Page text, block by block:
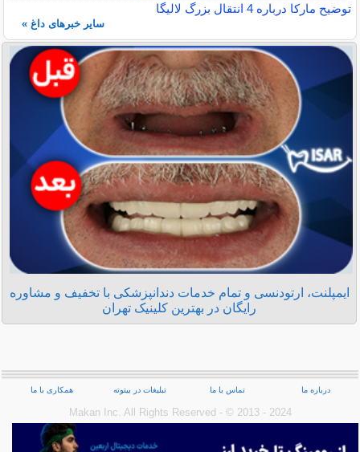
توضیح مارکا درباره 4 انتقال بزرگ لالیگا
سایر خبرهای داغ »
ایمپلنت، ارتودنسی و تمام خدمات دندانپزشکی با تخفیف و مشاوره
رایگان در بهترین کلینیک تهران
درباره ما تماس با ما تبلیغات در بیتوته همکاری با ما
Makan Inc.‎ All Rights Reserved - © 2013 - 2024